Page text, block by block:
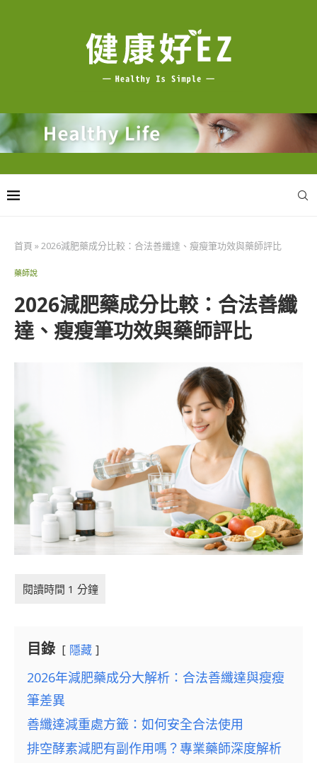
首頁 »2026減肥藥成分比較：合法善纖達、瘦瘦筆功效與藥師評比
藥師說
2026減肥藥成分比較：合法善纖
達、瘦瘦筆功效與藥師評比
目錄 隱藏
2026年減肥藥成分大解析：合法善纖達與瘦瘦
筆差異
善纖達減重處方籤：如何安全合法使用
排空酵素減肥有副作用嗎？專業藥師深度解析